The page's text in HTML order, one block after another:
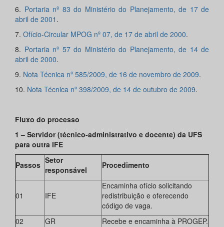
6. Portaria nº 83 do Ministério do Planejamento, de 17 de
abril de 2001 .
7. Ofício-Circular MPOG nº 07, de 17 de abril de 2000.
8. Portaria nº 57 do Ministério do Planejamento, de 14 de
abril de 2000.
9. Nota Técnica nº 585/2009, de 16 de novembro de 2009.
10. Nota Técnica nº 398/2009, de 14 de outubro de 2009.
Fluxo do processo
1 – Servidor (técnico-administrativo e docente) da UFS
para outra IFE
Passos Setor
responsável
Procedimento
01 IFE
Encaminha ofício solicitando
redistribuição e oferecendo
código de vaga.
02
GR
Recebe e encaminha à PROGEP.